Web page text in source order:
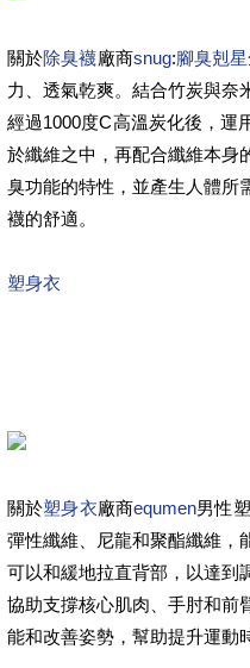
關於除臭襪廠商snug:腳臭剋星
力、透氣乾爽。結合竹炭與奈
經過1000度C高溫炭化後，運
於纖維之中，再配合纖維本身
臭功能的特性，並產生人體所
襪的舒適。
塑身衣
關於塑身衣廠商equmen男性
彈性纖維、尼龍和聚酯纖維，
可以和緩地拉直背部，以達到
協助支撐核心肌肉、手肘和前
能和改善姿勢，幫助提升運動